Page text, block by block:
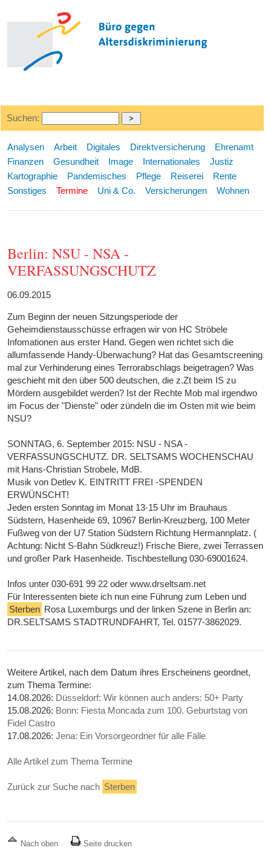
Suchen:
Analysen Arbeit Digitales Direktversicherung
Ehrenamt
Finanzen
Gesundheit Image Internationales
Justiz
Kartographie
Pandemisches Pflege Reiserei
Rente
Sonstiges
Termine Uni & Co. Versicherungen Wohnen
Berlin: NSU - NSA -
VERFASSUNGSCHUTZ
06.09.2015
Zum Beginn der neuen Sitzungsperiode der
Geheimdienstausschüsse erfragen wir von HC Ströbele
Infomationen aus erster Hand. Gegen wen richtet sich die
allumfassende Handy-Überwachung? Hat das Gesamtscreening
mal zur Verhinderung eines Terrorabschlags beigetragen? Was
geschieht mit den über 500 deutschen, die z.Zt beim IS zu
Mördern ausgebildet werden? Ist der Rechte Mob mal irgendwo
im Focus der "Dienste" oder zündeln die im Osten mit wie beim
NSU?
SONNTAG, 6. September 2015: NSU - NSA -
VERFASSUNGSCHUTZ. DR. SELTSAMS WOCHENSCHAU
mit Hans-Christian Strobele, MdB.
Musik von Detlev K. EINTRITT FREI -SPENDEN
ERWÜNSCHT!
Jeden ersten Sonntag im Monat 13-15 Uhr im Brauhaus
Südstern, Hasenheide 69, 10967 Berlin-Kreuzberg, 100 Meter
Fußweg von der U7 Station Südstern Richtung Hermannplatz. (
Achtung: Nicht S-Bahn Südkreuz!) Frische Biere, zwei Terrassen
und großer Park Hasenheide. Tischbestellung 030-69001624.
Infos unter 030-691 99 22 oder www.drseltsam.net
Für Interessenten biete ich nun eine Führung zum Leben und
Sterben Rosa Luxemburgs und der linken Szene in Berlin an:
DR.SELTSAMS STADTRUNDFAHRT, Tel. 01577-3862029.
Weitere Artikel, nach dem Datum ihres Erscheinens geordnet,
zum Thema Termine:
14.08.2026: Düsseldorf: Wir können auch anders: 50+ Party
15.08.2026: Bonn: Fiesta Moncada zum 100. Geburtstag von
Fidel Castro
17.08.2026:Jena: Ein Vorsorgeordner für alle Fälle
Alle Artikel zum Thema Termine
Zurück zur Suche nach Sterben
Nach oben
Seite drucken